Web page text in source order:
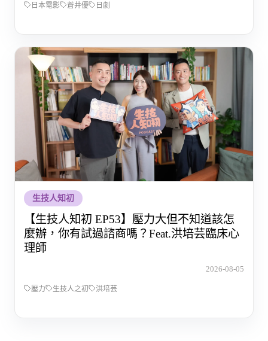
日本電影 蒼井優 日劇
生技人知初
【生技人知初 EP53】壓力大但不知道該怎
麼辦，你有試過諮商嗎？Feat.洪培芸臨床心
理師
2026-08-05
壓力 生技人之初 洪培芸